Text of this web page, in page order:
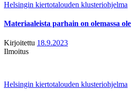
Helsingin kiertotalouden klusteriohjelma
Materiaaleista parhain on olemassa
Kirjoitettu 18.9.2023
Ilmoitus
Helsingin kiertotalouden klusteriohjelma